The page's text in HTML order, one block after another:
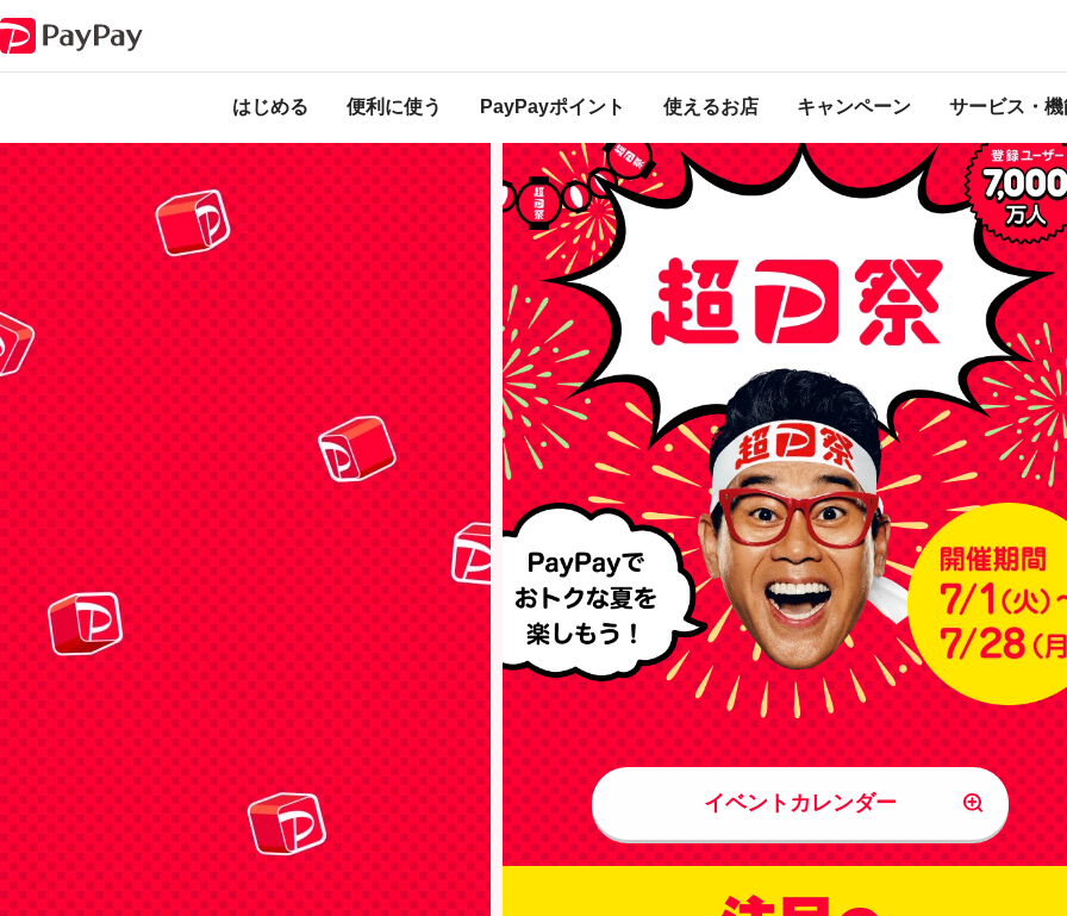
はじめる 便利に使う PayPayポイント 使えるお店 キャンペーン サービス・
のになります。開催中のキャンペーン一覧はこちら。
イベントカレンダー